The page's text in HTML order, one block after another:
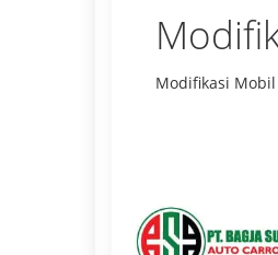
Modifikasi